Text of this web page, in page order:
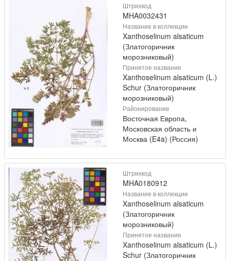
Штрихкод
MHA0032431
Название в коллекции
Xanthoselinum alsaticum
(Златогоричник
морозниковый)
Принятое название
Xanthoselinum alsaticum (L.)
Schur (Златогоричник
морозниковый)
Районирование
Восточная Европа,
Московская область и
Москва (E4a) (Россия)
Штрихкод
MHA0180912
Название в коллекции
Xanthoselinum alsaticum
(Златогоричник
морозниковый)
Принятое название
Xanthoselinum alsaticum (L.)
Schur (Златогоричник